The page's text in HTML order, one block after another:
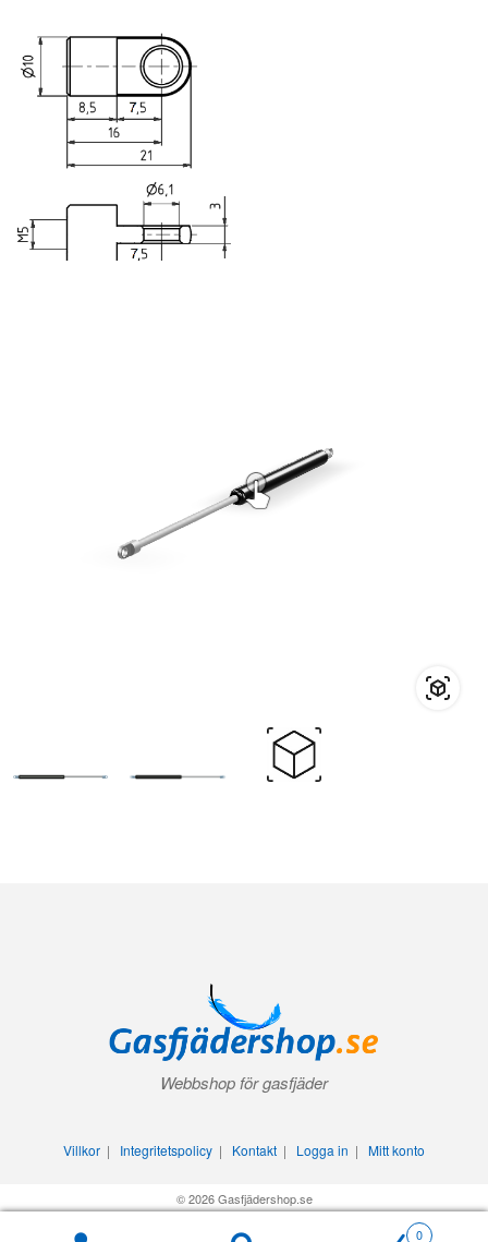
0
Webbshop för gasfjäder
Villkor | Integritetspolicy | Kontakt | Logga in | Mitt konto
© 2026 Gasfjädershop.se